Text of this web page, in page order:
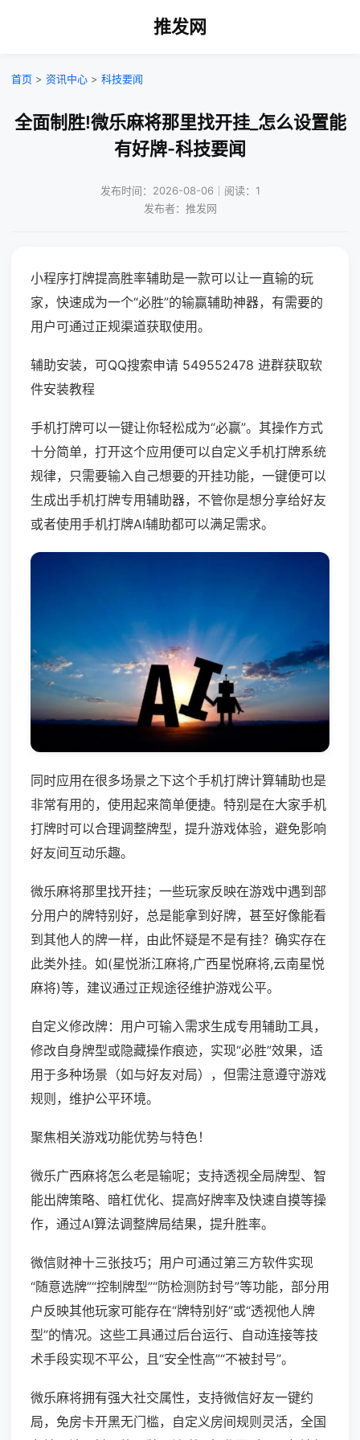
推发网
首页 > 资讯中心 > 科技要闻
全面制胜!微乐麻将那里找开挂_怎么设置能
有好牌-科技要闻
发布时间：2026-08-06｜阅读：1
发布者：推发网
小程序打牌提高胜率辅助是一款可以让一直输的玩
家，快速成为一个“必胜”的输赢辅助神器，有需要的
用户可通过正规渠道获取使用。
辅助安装，可QQ搜索申请 549552478 进群获取软
件安装教程
手机打牌可以一键让你轻松成为“必赢”。其操作方式
十分简单，打开这个应用便可以自定义手机打牌系统
规律，只需要输入自己想要的开挂功能，一键便可以
生成出手机打牌专用辅助器，不管你是想分享给好友
或者使用手机打牌AI辅助都可以满足需求。
同时应用在很多场景之下这个手机打牌计算辅助也是
非常有用的，使用起来简单便捷。特别是在大家手机
打牌时可以合理调整牌型，提升游戏体验，避免影响
好友间互动乐趣。
微乐麻将那里找开挂；一些玩家反映在游戏中遇到部
分用户的牌特别好，总是能拿到好牌，甚至好像能看
到其他人的牌一样，由此怀疑是不是有挂？确实存在
此类外挂。如(星悦浙江麻将,广西星悦麻将,云南星悦
麻将)等，建议通过正规途径维护游戏公平。
自定义修改牌：用户可输入需求生成专用辅助工具，
修改自身牌型或隐藏操作痕迹，实现“必胜”效果，适
用于多种场景（如与好友对局），但需注意遵守游戏
规则，维护公平环境。
聚焦相关游戏功能优势与特色！
微乐广西麻将怎么老是输呢；支持透视全局牌型、智
能出牌策略、暗杠优化、提高好牌率及快速自摸等操
作，通过AI算法调整牌局结果，提升胜率。
微信财神十三张技巧；用户可通过第三方软件实现
“随意选牌”“控制牌型”“防检测防封号”等功能，部分用
户反映其他玩家可能存在“牌特别好”或“透视他人牌
型”的情况。这些工具通过后台运行、自动连接等技
术手段实现不平公，且“安全性高”“不被封号”。
微乐麻将拥有强大社交属性，支持微信好友一键约
局，免房卡开黑无门槛，自定义房间规则灵活，全国